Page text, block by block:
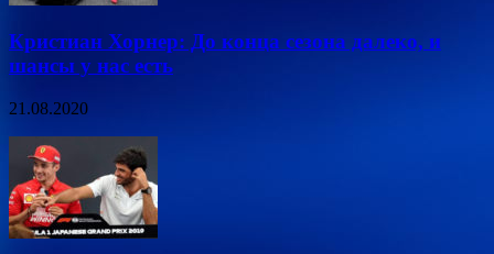
Кристиан Хорнер: До конца сезона далеко, и
шансы у нас есть
21.08.2020